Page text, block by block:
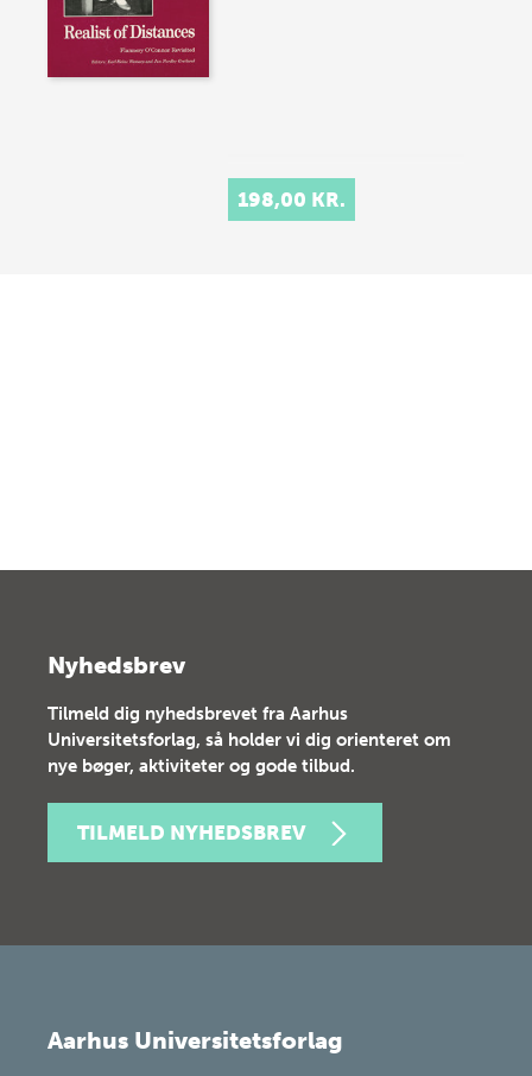
198,00 KR.
Nyhedsbrev
Tilmeld dig nyhedsbrevet fra Aarhus
Universitetsforlag, så holder vi dig orienteret om
nye bøger, aktiviteter og gode tilbud.
TILMELD NYHEDSBREV
Aarhus Universitetsforlag